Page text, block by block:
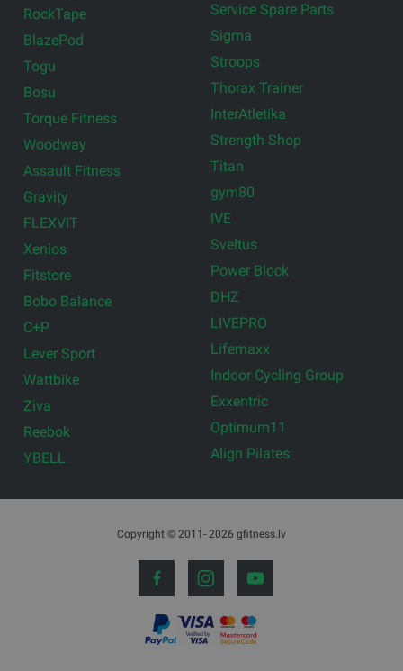
RockTape
BlazePod
Togu
Bosu
Torque Fitness
Woodway
Assault Fitness
Gravity
FLEXVIT
Xenios
Fitstore
Bobo Balance
C+P
Lever Sport
Wattbike
Ziva
Reebok
YBELL
Service Spare Parts
Sigma
Stroops
Thorax Trainer
InterAtletika
Strength Shop
Titan
gym80
IVE
Sveltus
Power Block
DHZ
LIVEPRO
Lifemaxx
Indoor Cycling Group
Exxentric
Optimum11
Align Pilates
Copyright © 2011- 2026 gfitness.lv